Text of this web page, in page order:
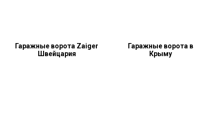
Гаражные ворота Zaiger
Швейцария
Гаражные ворота в
Крыму